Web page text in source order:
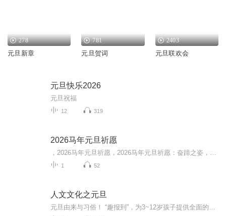
278
元旦新章
781
元旦贺词
2403
元旦联欢会
元旦快乐2026
元旦祝福
12 319
2026马年元旦祈愿
1 52
人文文化之元旦